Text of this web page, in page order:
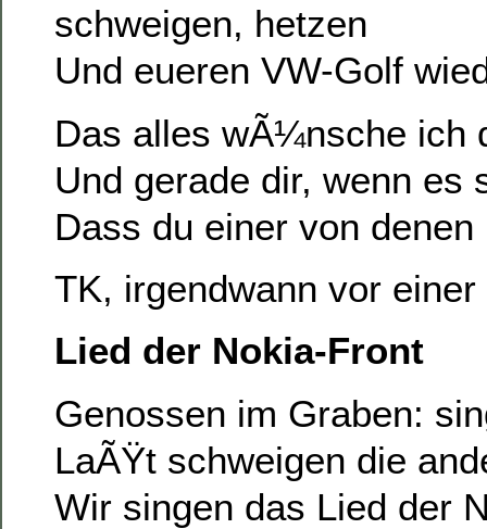
schweigen, hetzen
Und eueren VW-Golf
Das alles wÃ¼nsche ich
Und gerade dir, wenn es
Dass du einer von denen
TK, irgendwann vor
Lied der Nokia-Front
Genossen im Graben:
LaÃŸt schweigen die
Wir singen das Lied der